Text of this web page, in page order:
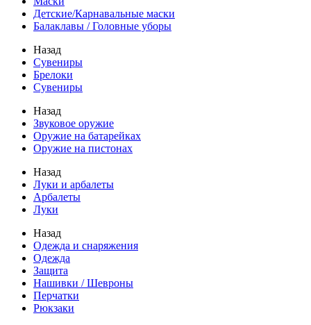
Детские/Карнавальные маски
Балаклавы / Головные уборы
Назад
Сувениры
Брелоки
Сувениры
Назад
Звуковое оружие
Оружие на батарейках
Оружие на пистонах
Назад
Луки и арбалеты
Арбалеты
Луки
Назад
Одежда и снаряжения
Одежда
Защита
Нашивки / Шевроны
Перчатки
Рюкзаки